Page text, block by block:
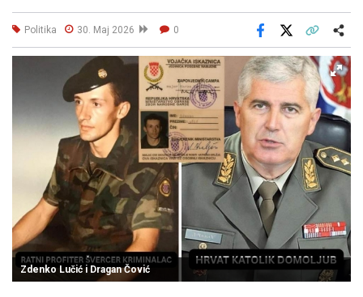
Politika 30. Maj 2026 0
Facebook
Zdenko Lučić i Dragan Čović